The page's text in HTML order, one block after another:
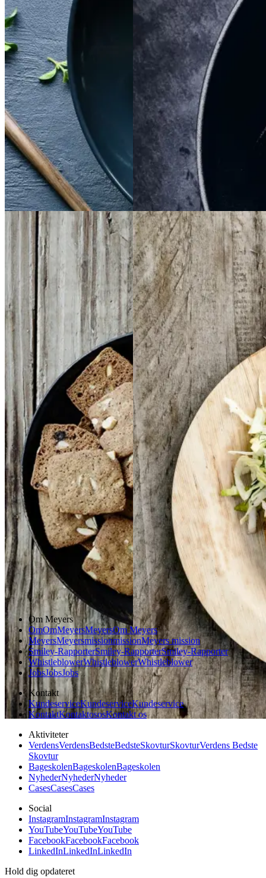
SatjaSatja de
pollopollo
Gem opskrift
Aftensmad
BraiseretBraiseret
oksetværreboksetvæ
rreb
Gem opskrift
Dansk mad
Vintermad
Aftensmad
Brunkager
Brunkage
r
Gem opskrift
FrikadellerFrikadell
er medmed
smørspidskål,smørsp
idskål,
kartoflerkartofler
ogog
sennepsdressingsenn
epsdressing
Gem opskrift
Aftensmad
Forårsmad
Sommermad
Dansk mad
Om Meyers
OmOmMeyersMeyersOm Meyers
MeyersMeyersmissionmissionMeyers mission
Smiley-RapporterSmiley-RapporterSmiley-Rapporter
WhistleblowerWhistleblowerWhistleblower
JobsJobsJobs
Kontakt
KundeserviceKundeserviceKundeservice
KontaktKontaktososKontakt os
Aktiviteter
VerdensVerdensBedsteBedsteSkovturSkovturVerdens Bedste
Skovtur
BageskolenBageskolenBageskolen
NyhederNyhederNyheder
CasesCasesCases
Social
InstagramInstagramInstagram
YouTubeYouTubeYouTube
FacebookFacebookFacebook
LinkedInLinkedInLinkedIn
Hold dig opdateret